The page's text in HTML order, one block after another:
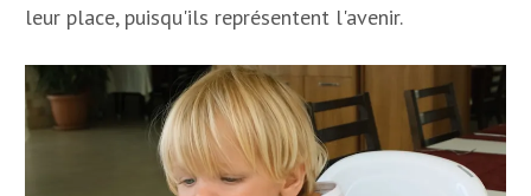
leur place, puisqu'ils représentent l'avenir.